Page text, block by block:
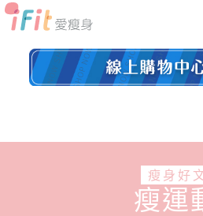
瘦身好
瘦運